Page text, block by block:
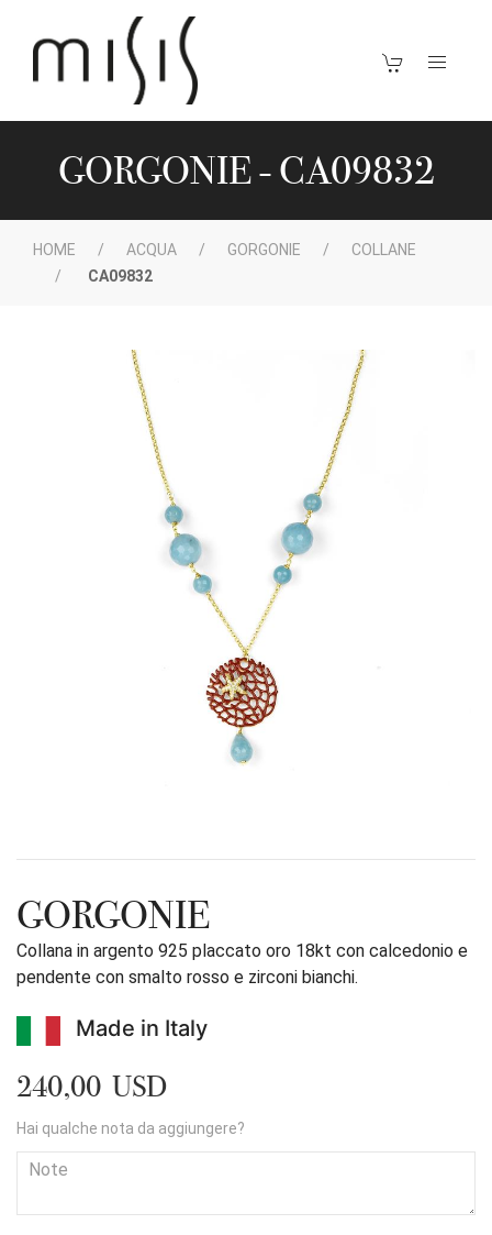
GORGONIE - CA09832
HOME ACQUA GORGONIE
COLLANE
CA09832
GORGONIE
Collana in argento 925 placcato oro 18kt con calcedonio e
pendente con smalto rosso e zirconi bianchi.
Made in Italy
240,00 USD
Hai qualche nota da aggiungere?